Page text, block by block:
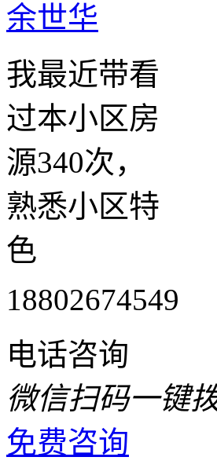
余世华
我最近带看
过本小区房
源340次，
熟悉小区特
色
18802674549
电话咨询
微信扫码一键
免费咨询